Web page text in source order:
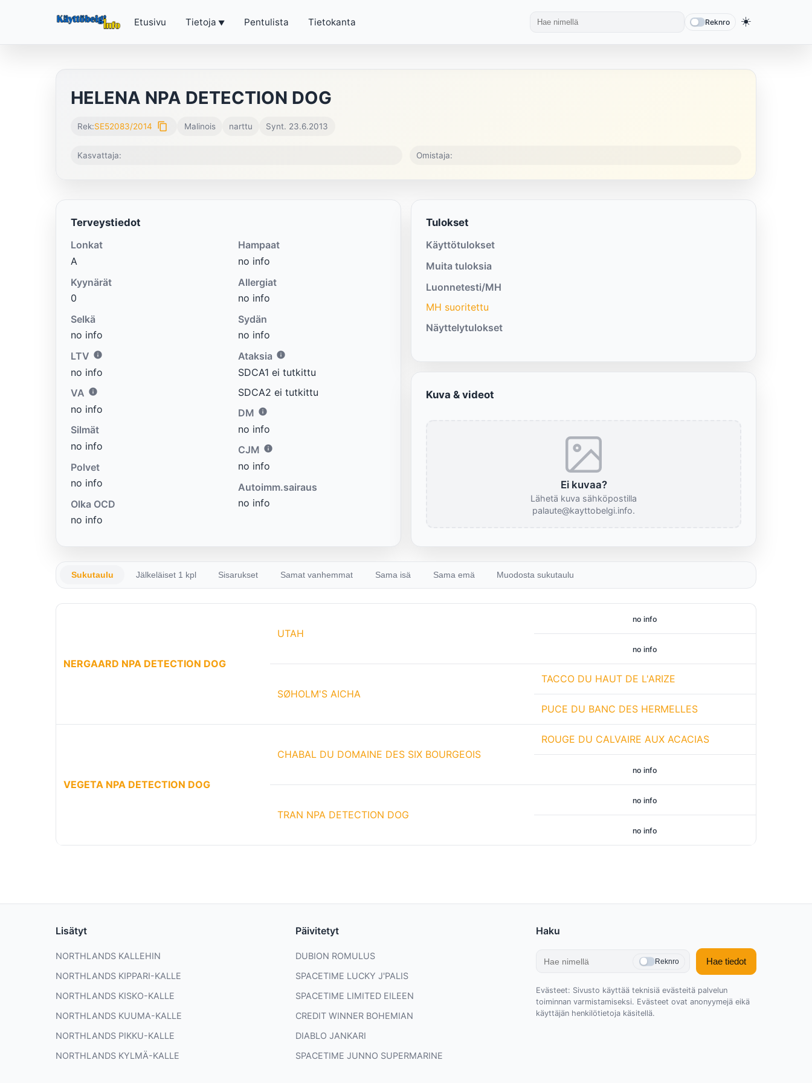
Etusivu Tietoja Pentulista Tietokanta Reknro ☀️
HELENA NPA DETECTION DOG
Rek:SE52083/2014 content_copy Malinois narttu Synt. 23.6.2013
Kasvattaja: Omistaja:
Terveystiedot
Lonkat
A
Kyynärät
0
Selkä
no info
LTV
no info
VA
no info
Silmät
no info
Polvet
no info
Olka OCD
no info
Hampaat
no info
Allergiat
no info
Sydän
no info
Ataksia
SDCA1 ei tutkittu
SDCA2 ei tutkittu
DM
no info
CJM
no info
Autoimm.sairaus
no info
Tulokset
Käyttötulokset
Muita tuloksia
Luonnetesti/MH
MH suoritettu
Näyttelytulokset
Kuva & videot
Ei kuvaa?
Lähetä kuva sähköpostilla
palaute@kayttobelgi.info.
Sukutaulu Jälkeläiset 1 kpl Sisarukset Samat vanhemmat Sama isä Sama emä Muodosta sukutaulu
NERGAARD NPA DETECTION DOG
UTAH
no info
no info
SØHOLM'S AICHA
TACCO DU HAUT DE L'ARIZE
PUCE DU BANC DES HERMELLES
VEGETA NPA DETECTION DOG
CHABAL DU DOMAINE DES SIX BOURGEOIS
ROUGE DU CALVAIRE AUX ACACIAS
no info
TRAN NPA DETECTION DOG
no info
no info
Lisätyt
NORTHLANDS KALLEHIN
NORTHLANDS KIPPARI-KALLE
NORTHLANDS KISKO-KALLE
NORTHLANDS KUUMA-KALLE
NORTHLANDS PIKKU-KALLE
NORTHLANDS KYLMÄ-KALLE
Päivitetyt
DUBION ROMULUS
SPACETIME LUCKY J'PALIS
SPACETIME LIMITED EILEEN
CREDIT WINNER BOHEMIAN
DIABLO JANKARI
SPACETIME JUNNO SUPERMARINE
Haku
Reknro Hae tiedot
Evästeet: Sivusto käyttää teknisiä evästeitä palvelun
toiminnan varmistamiseksi. Evästeet ovat anonyymejä eikä
käyttäjän henkilötietoja käsitellä.